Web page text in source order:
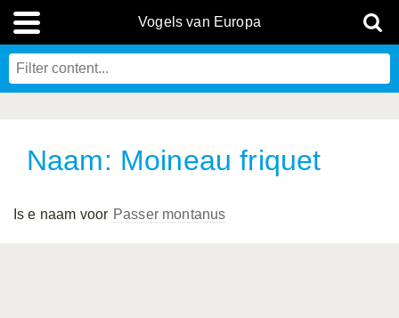
Vogels van Europa
Naam: Moineau friquet
Is e naam voor Passer montanus